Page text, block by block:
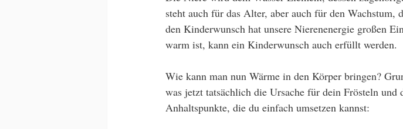
steht auch für das Alter, aber auch für den
den Kinderwunsch hat unsere Nierenenergie großen
warm ist, kann ein Kinderwunsch auch erfüllt werden.
Wie kann man nun Wärme in den Körper bringen?
was jetzt tatsächlich die Ursache für dein Frösteln
Anhaltspunkte, die du einfach umsetzen kannst: